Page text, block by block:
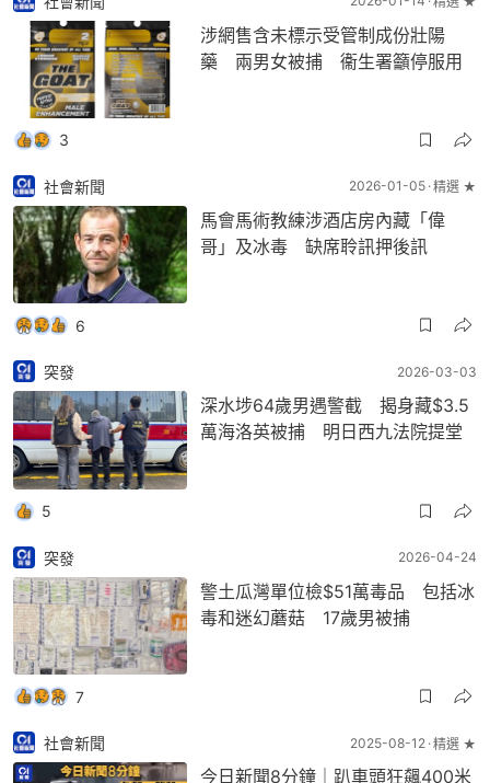
涉網售含未標示受管制成份壯陽
藥 兩男女被捕 衞生署籲停服用
3
社會新聞 2026-01-05 精選 ★
馬會馬術教練涉酒店房內藏「偉
哥」及冰毒 缺席聆訊押後訊
6
突發 2026-03-03
深水埗64歲男遇警截 揭身藏$3.5
萬海洛英被捕 明日西九法院提堂
5
突發 2026-04-24
警土瓜灣單位檢$51萬毒品 包括冰
毒和迷幻蘑菇 17歲男被捕
7
社會新聞 2025-08-12 精選 ★
今日新聞8分鐘｜趴車頭狂飆400米